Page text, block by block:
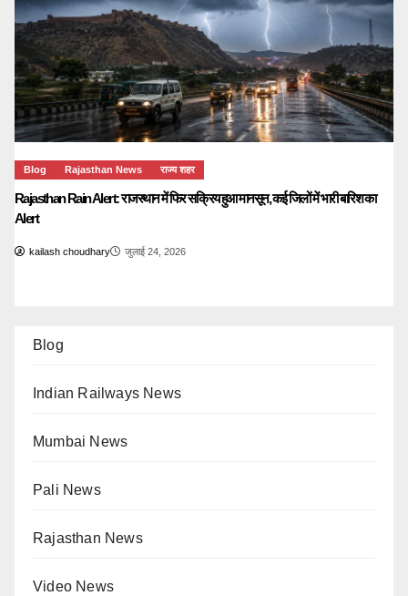
Blog Rajasthan News राज्य शहर
Rajasthan Rain Alert: राजस्थान में फिर सक्रिय हुआ मानसून, कई जिलों में भारी बारिश का
Alert
kailash choudhary जुलाई 24, 2026
Blog
Indian Railways News
Mumbai News
Pali News
Rajasthan News
Video News